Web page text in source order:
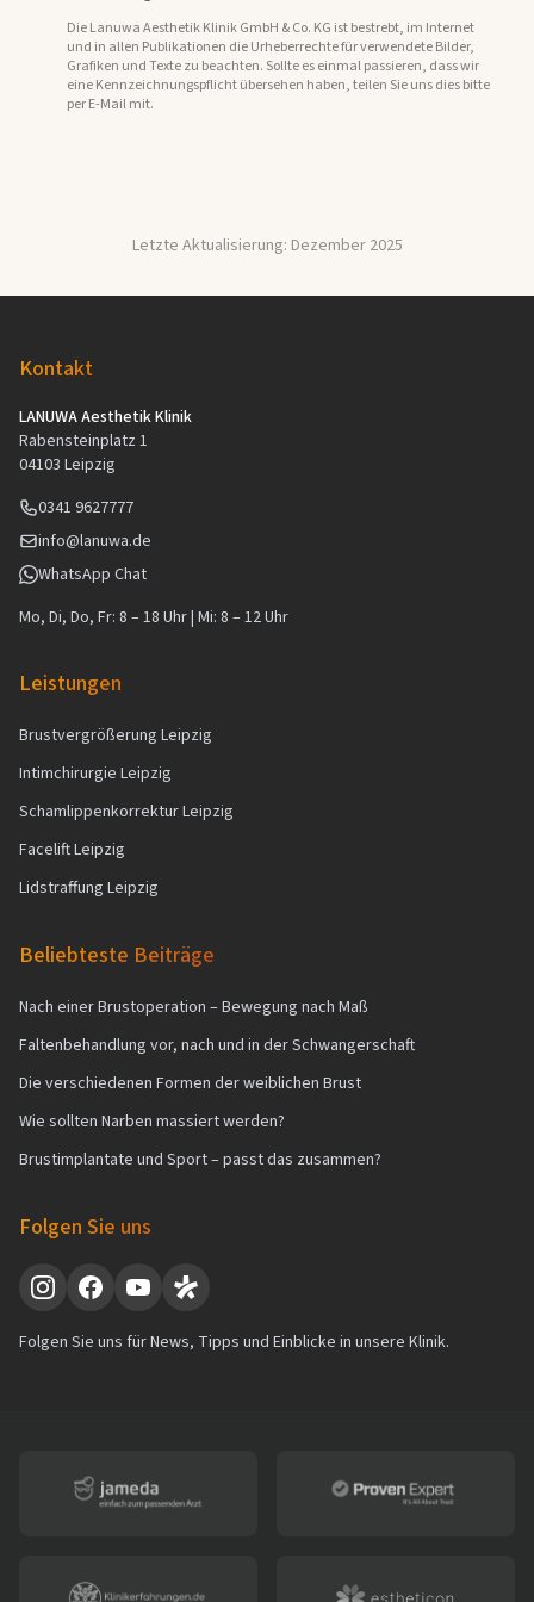
Bekanntwerden von Rechtsverletzungen werden wir
derartige Inhalte umgehend entfernen.
Die Lanuwa Aesthetik Klinik GmbH & Co. KG ist bestrebt, im Internet
und in allen Publikationen die Urheberrechte für verwendete Bilder,
Grafiken und Texte zu beachten. Sollte es einmal passieren, dass wir
eine Kennzeichnungspflicht übersehen haben, teilen Sie uns dies bitte
per E-Mail mit.
Letzte Aktualisierung: Dezember 2025
Footer Navigation
Kontakt
LANUWA Aesthetik Klinik
Rabensteinplatz 1
04103 Leipzig
0341 9627777
info@lanuwa.de
WhatsApp Chat
Mo, Di, Do, Fr: 8 – 18 Uhr | Mi: 8 – 12 Uhr
Leistungen
Brustvergrößerung Leipzig
Intimchirurgie Leipzig
Schamlippenkorrektur Leipzig
Facelift Leipzig
Lidstraffung Leipzig
Beliebteste Beiträge
Nach einer Brustoperation – Bewegung nach Maß
Faltenbehandlung vor, nach und in der Schwangerschaft
Die verschiedenen Formen der weiblichen Brust
Wie sollten Narben massiert werden?
Brustimplantate und Sport – passt das zusammen?
Folgen Sie uns
Folgen Sie uns für News, Tipps und Einblicke in unsere Klinik.